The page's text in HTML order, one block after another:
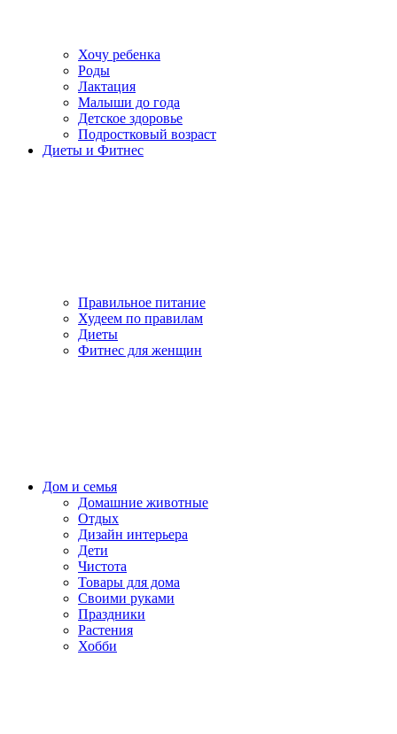
Хочу ребенка
Роды
Лактация
Малыши до года
Детское здоровье
Подростковый возраст
Диеты и Фитнес
Правильное питание
Худеем по правилам
Диеты
Фитнес для женщин
Дом и семья
Домашние животные
Отдых
Дизайн интерьера
Дети
Чистота
Товары для дома
Своими руками
Праздники
Растения
Хобби